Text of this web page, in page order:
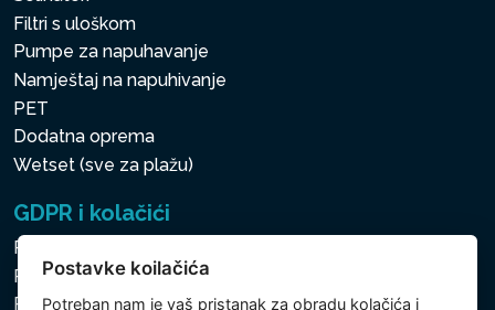
Filtri s uloškom
Pumpe za napuhavanje
Namještaj na napuhivanje
PET
Dodatna oprema
Wetset (sve za plažu)
GDPR i kolačići
Pravila zaštite osobnih i drugih obrađivanih podataka
Politika kolačića
Postavke koilačića
Postavke koilačića
Potreban nam je vaš pristanak zaobradu kolačića i